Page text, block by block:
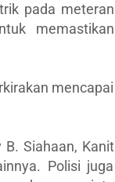
pada meteran
memastikan
mencapai
Siahaan, Kanit
Polisi juga